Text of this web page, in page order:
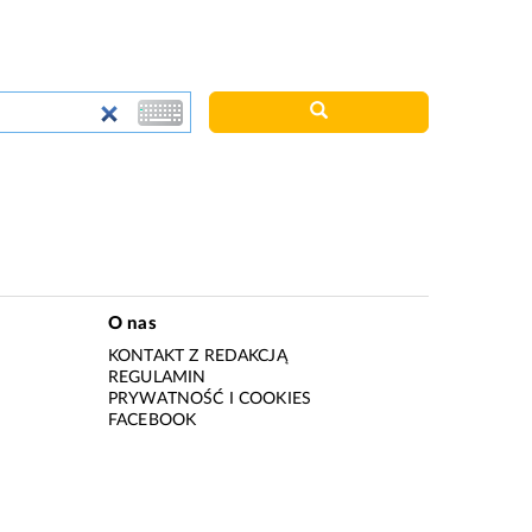
O nas
KONTAKT Z REDAKCJĄ
REGULAMIN
PRYWATNOŚĆ I COOKIES
FACEBOOK